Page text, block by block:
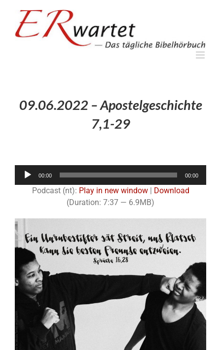
springen
09.06.2022 – Apostelgeschichte
7,1-29
00:00 00:00
Podcast (nt): Play in new window| Download
(Duration: 7:37 — 6.9MB)